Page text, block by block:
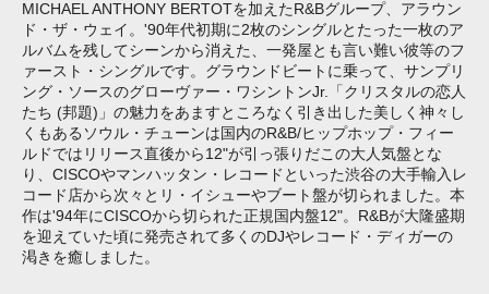
MICHAEL ANTHONY BERTOTを加えたR&Bグループ、アラウン
ド・ザ・ウェイ。'90年代初期に2枚のシングルとたった一枚のア
ルバムを残してシーンから消えた、一発屋とも言い難い彼等のフ
ァースト・シングルです。グラウンドビートに乗って、サンプリ
ング・ソースのグローヴァー・ワシントンJr.「クリスタルの恋人
たち (邦題)」の魅力をあますところなく引き出した美しく神々し
くもあるソウル・チューンは国内のR&B/ヒップホップ・フィー
ルドではリリース直後から12"が引っ張りだこの大人気盤とな
り、CISCOやマンハッタン・レコードといった渋谷の大手輸入レ
コード店から次々とリ・イシューやブート盤が切られました。本
作は'94年にCISCOから切られた正規国内盤12"。R&Bが大隆盛期
を迎えていた頃に発売されて多くのDJやレコード・ディガーの
渇きを癒しました。